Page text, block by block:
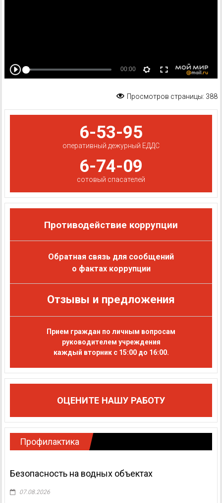
Просмотров страницы: 388
6-53-95
оперативный дежурный ЕДДС
6-74-09
сотовый спасателей
Противодействие коррупции
Обратная связь для сообщений
о фактах коррупции
Отзывы и предложения
Прием граждан по личным вопросам
руководителем учреждения
каждый вторник с 15:00 до 16:00.
ОЦЕНИТЕ НАШУ РАБОТУ
Профилактика
Безопасность на водных объектах
07.08.2026